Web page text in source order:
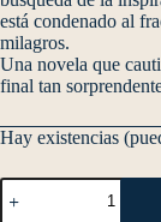
está condenado al
milagros.
Una novela que
final tan
Hay existencias